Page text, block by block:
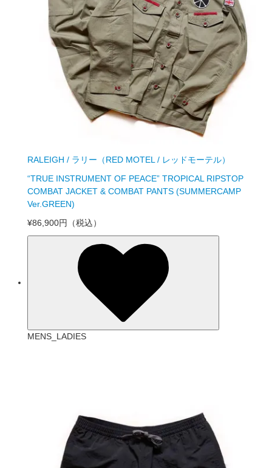
RALEIGH / ラリー（RED MOTEL / レッドモーテル）
“TRUE INSTRUMENT OF PEACE” TROPICAL RIPSTOP
COMBAT JACKET & COMBAT PANTS (SUMMERCAMP
Ver.GREEN)
¥86,900円
（税込）
MENS_LADIES